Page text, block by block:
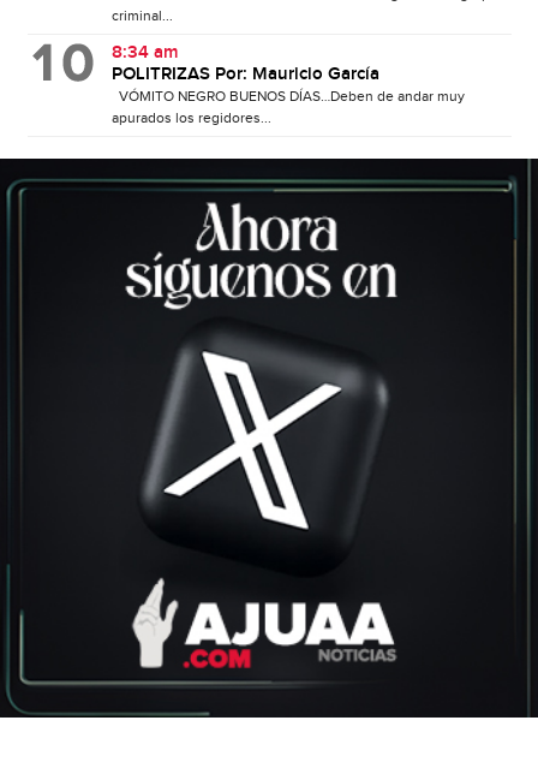
criminal...
8:34 am
POLITRIZAS Por: Mauricio García
VÓMITO NEGRO BUENOS DÍAS…Deben de andar muy
apurados los regidores...